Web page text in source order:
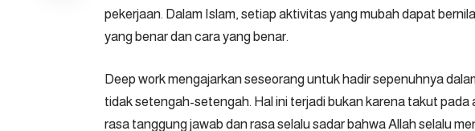
pekerjaan. Dalam Islam, setiap aktivitas yang mubah dapat
yang benar dan cara yang benar.
Deep work mengajarkan seseorang untuk hadir sepenuhnya
tidak setengah-setengah. Hal ini terjadi bukan karena takut
rasa tanggung jawab dan rasa selalu sadar bahwa Allah selalu